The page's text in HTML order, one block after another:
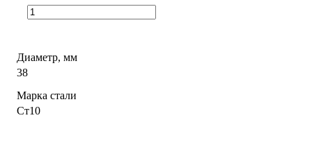
Диаметр, мм
38
Марка стали
Ст10